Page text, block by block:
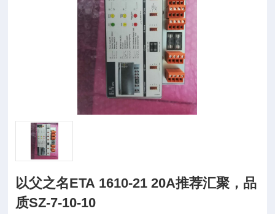
以父之名ETA 1610-21 20A推荐汇聚，品
质SZ-7-10-10